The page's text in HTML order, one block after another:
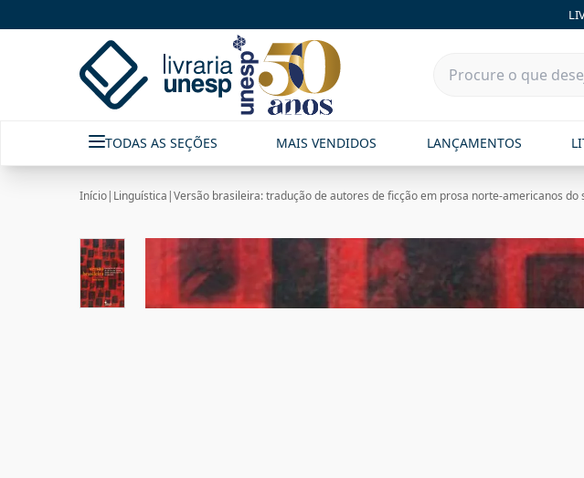
TODAS AS SEÇÕES MAIS VENDIDOS LANÇAMENTOS
Início| Linguística |Versão brasileira: tradução de autores de ficção em prosa norte-americanos do